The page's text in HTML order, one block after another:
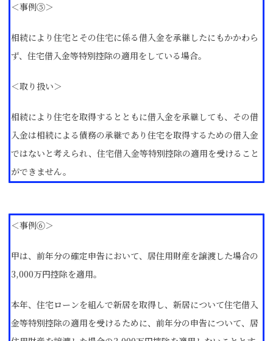
＜事例⑤＞
相続により住宅とその住宅に係る借入金を承継したにもかかわら
ず、住宅借入金等特別控除の適用をしている場合。
＜取り扱い＞
相続により住宅を取得するとともに借入金を承継しても、その借
入金は相続による債務の承継であり住宅を取得するための借入金
ではないと考えられ、住宅借入金等特別控除の適用を受けること
ができません。
＜事例⑥＞
甲は、前年分の確定申告において、居住用財産を譲渡した場合の
3,000万円控除を適用。
本年、住宅ローンを組んで新居を取得し、新居について住宅借入
金等特別控除の適用を受けるために、前年分の申告について、居